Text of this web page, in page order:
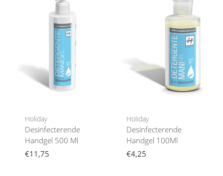
Holiday
Desinfecterende
Handgel 500 Ml
€11,75
Holiday
Desinfecterende
Handgel 100Ml
€4,25